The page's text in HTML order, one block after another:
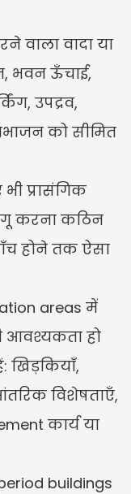
वाला वादा या
भवन ऊँचाई,
उपद्रव,
को सीमित
प्रासंगिक
करना कठिन
होने तक ऐसा
areas में
आवश्यकता हो
खिड़कियाँ,
विशेषताएँ,
कार्य या
buildings